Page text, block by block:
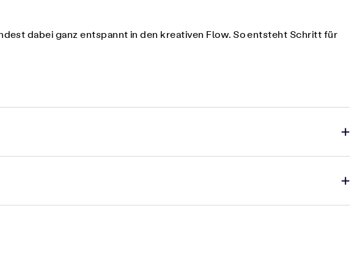
dabei ganz entspannt in den kreativen Flow. So entsteht Schritt für